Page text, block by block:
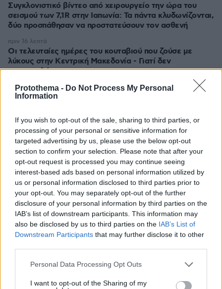
Protothema - Do Not Process My Personal
Information
If you wish to opt-out of the sale, sharing to third parties, or
processing of your personal or sensitive information for
targeted advertising by us, please use the below opt-out
section to confirm your selection. Please note that after your
opt-out request is processed you may continue seeing
interest-based ads based on personal information utilized by
us or personal information disclosed to third parties prior to
your opt-out. You may separately opt-out of the further
disclosure of your personal information by third parties on the
IAB’s list of downstream participants. This information may
also be disclosed by us to third parties on the IAB’s List of
Downstream Participants that may further disclose it to other
Please note that this website/app uses one or more Google
not limited to your visit or usage behaviour. You may click to
Personal Data Processing Opt Outs
I want to opt-out of the Sharing of my
Συγκλονιστικό βίντεο από χειρουργείο την ώρα του
σεισμού των 7,1R στην Ιαπωνία: Τα πάντα κλυδωνίζονται,
δύο προσπάθησαν να προστατεύσουν τον ασθενή
Οι τελευταίες ημέρες του κουταβιού που ζούσε με
λύκους στην Κεντρική Μακεδονία - Γιατί δεν
περισυνελέγη
πριν 16 λεπτά
Μπορεί ο γιος του Χατζιδάκι να απαγορεύσει στον
σταματάει ο νόμος για τα πνευματικά δικαιώματα
πριν 18 λεπτά
Πετρέλαιο: Πιάνει και πάλι τα 83 δολάρια το Brent μετά
το σχέδιο του Ιράν για τα Στενά του Ορμούζ
πριν 21 λεπτά
Μαθητής άνοιξε πυρ μέσα σε σχολείο στην Ταϊλάνδη,
τουλάχιστον ένας νεκρός
πριν 23 λεπτά
Το νέο σχέδιο για τη βιομηχανία: Οι μεταρρυθμίσεις, οι
επενδύσεις και οι νέες προτεραιότητες
πριν 41 λεπτά
«Δεν το πιστεύουμε», λένε οι Αμερικανοί που
υιοθέτησαν τον Αφγανό στη Λέσβο - Η αρχική εκδοχή
για το φονικό στην Κυψέλη και η σιωπή στην απολογία
πριν 44 λεπτά